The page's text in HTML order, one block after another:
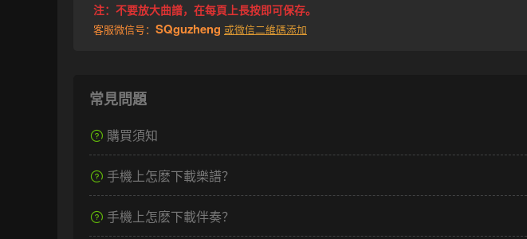
注：不要放大曲譜，在每頁上長按即可保存。
客服微信号： SQguzheng 或微信二維碼添加
常見問題
購買須知
手機上怎麽下載樂譜？
手機上怎麽下載伴奏？